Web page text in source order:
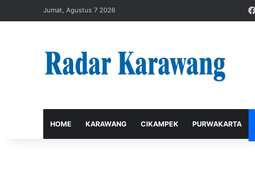
Jumat, Agustus 7 2026
HOME KARAWANG CIKAMPEK PURWAKARTA